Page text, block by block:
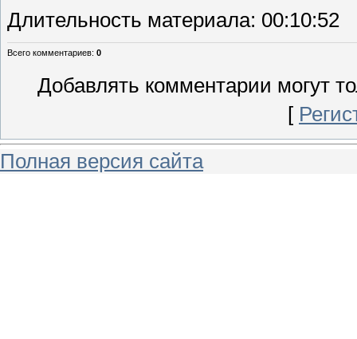
Длительность материала: 00:10:52
Всего комментариев: 0
Добавлять комментарии могут
[
Полная версия сайта